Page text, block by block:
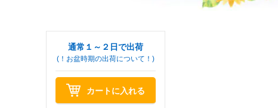
通常１～２日で出荷
(！お盆時期の出荷について！)
カートに入れる